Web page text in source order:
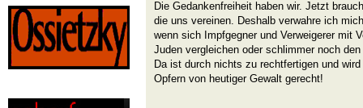
Die Gedankenfreiheit haben wir. Jetzt
die uns vereinen. Deshalb verwahre ich
wenn sich Impfgegner und Verweigerer mit
Juden vergleichen oder schlimmer noch
Da ist durch nichts zu rechtfertigen und
Opfern von heutiger Gewalt gerecht!